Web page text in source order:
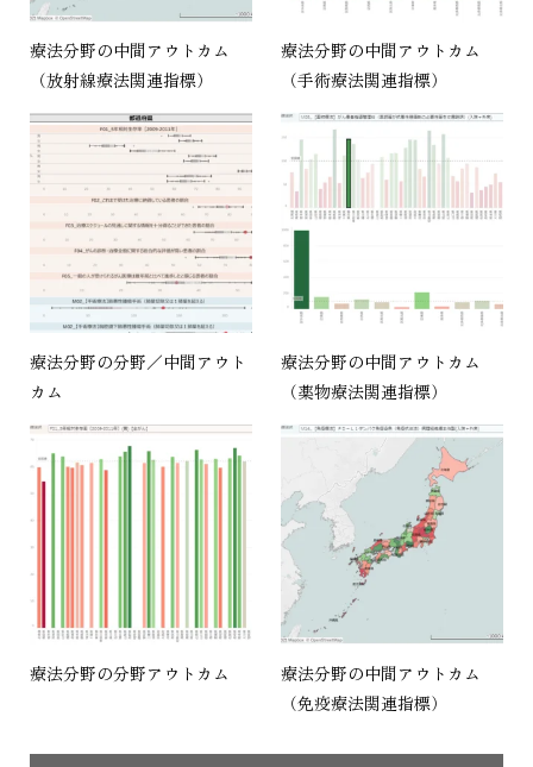
療法分野の中間アウトカム
（放射線療法関連指標）
療法分野の中間アウトカム
（手術療法関連指標）
療法分野の分野／中間アウト
カム
療法分野の中間アウトカム
（薬物療法関連指標）
療法分野の分野アウトカム
療法分野の中間アウトカム
（免疫療法関連指標）